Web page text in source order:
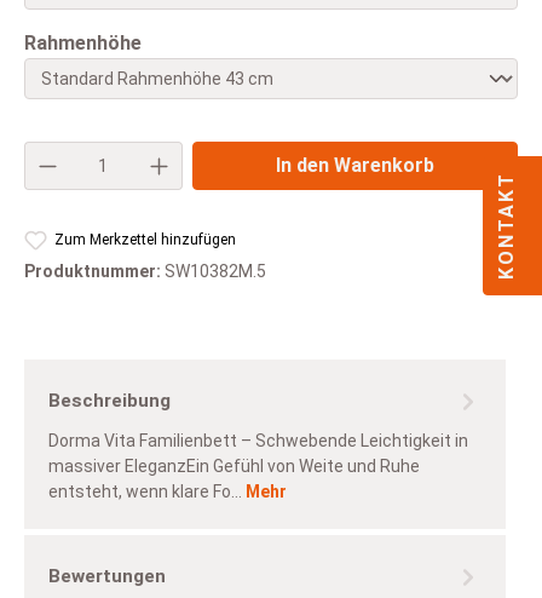
Rahmenhöheauswählen
Produkt Anzahl: Gib den gewünschten
In den Warenkorb
Zum Merkzettel hinzufügen
Produktnummer: SW10382M.5
Beschreibung
Dorma Vita Familienbett – Schwebende Leichtigkeit in
massiver EleganzEin Gefühl von Weite und Ruhe
entsteht, wenn klare Fo…
Mehr
Bewertungen
KONTAKT